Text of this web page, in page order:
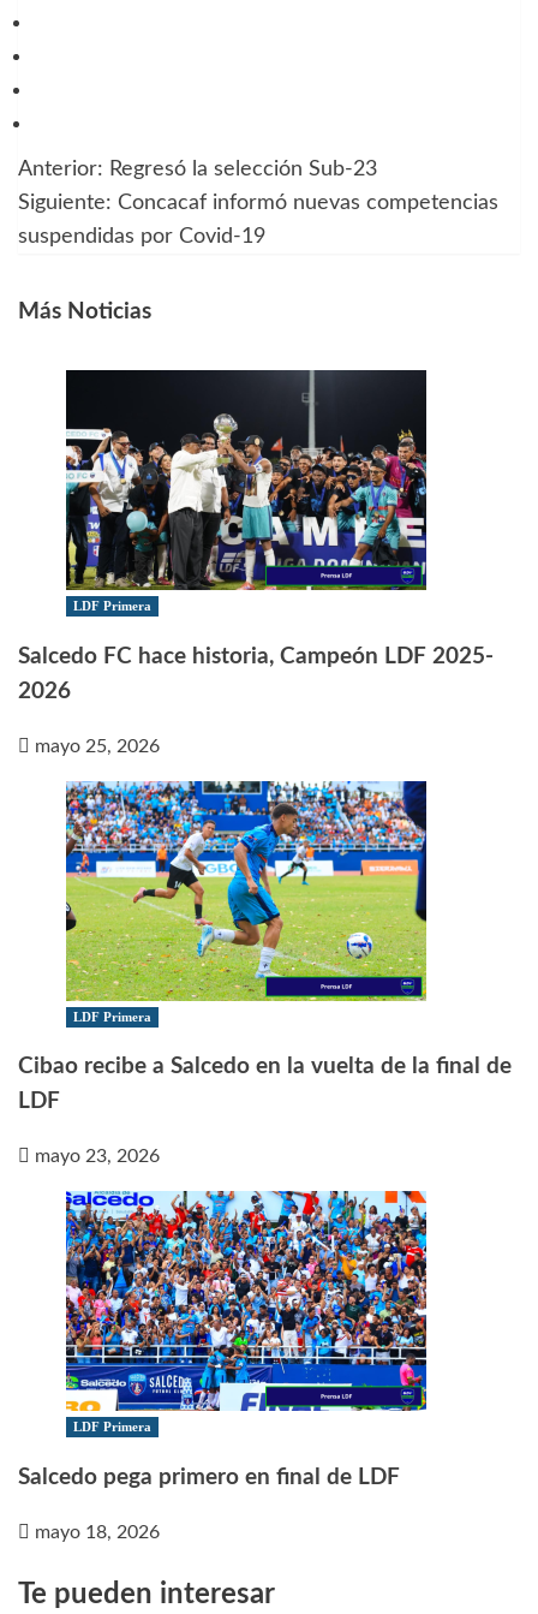
Navegación
de
Anterior: Regresó la selección Sub-23
Siguiente: Concacaf informó nuevas competencias
suspendidas por Covid-19
Más Noticias
LDF Primera
Salcedo FC hace historia, Campeón LDF 2025-
2026
mayo 25, 2026
LDF Primera
Cibao recibe a Salcedo en la vuelta de la final de
LDF
mayo 23, 2026
LDF Primera
Salcedo pega primero en final de LDF
mayo 18, 2026
Te pueden interesar